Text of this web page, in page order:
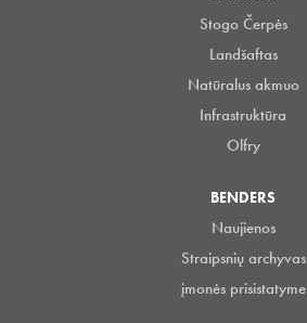
Stogo Čerpės
Landšaftas
Natūralus akmuo
Infrastruktūra
Olfry
BENDERS
Naujienos
Straipsnių archyvas
įmonės prisistatyme